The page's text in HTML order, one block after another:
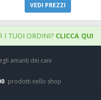
VEDI PREZZI
I TUOI ORDINI? CLICCA QUI
amanti dei cani
prodotti nello shop